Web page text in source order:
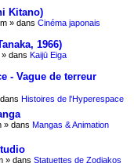
Kitano)
» dans Cinéma japonais
1966)
dans Kaijū Eiga
- Vague de terreur
Histoires de l'Hyperespace
» dans Mangas & Animation
» dans Statuettes de Zodiakos